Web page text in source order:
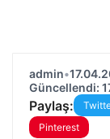
admin•
Güncellendi:
Paylaş:
Pinterest